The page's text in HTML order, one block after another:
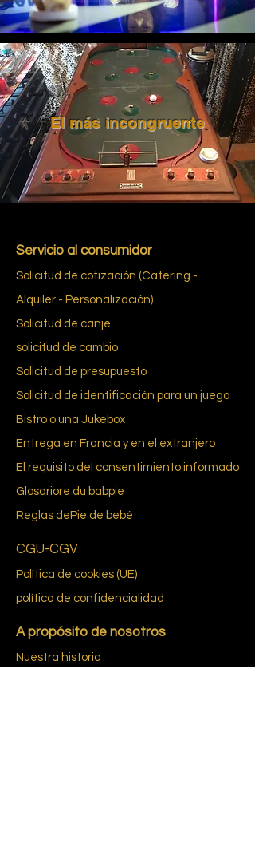
El más incongruente
Servicio al consumidor
Solicitud de cotización (Catering -
Alquiler - Personalización)
Solicitud de canje
solicitud de cambio
Solicitud de presupuesto
Solicitud de identificación para un juego
Bistro o una Jukebox
Entrega en Francia y en el extranjero
El requisito del consentimiento informado
Glosariore du babpie
Reglas de Pie de bebé
CGU-CGV
Política de cookies (UE)
política de confidencialidad
A propósito de nosotros
Nuestra historia